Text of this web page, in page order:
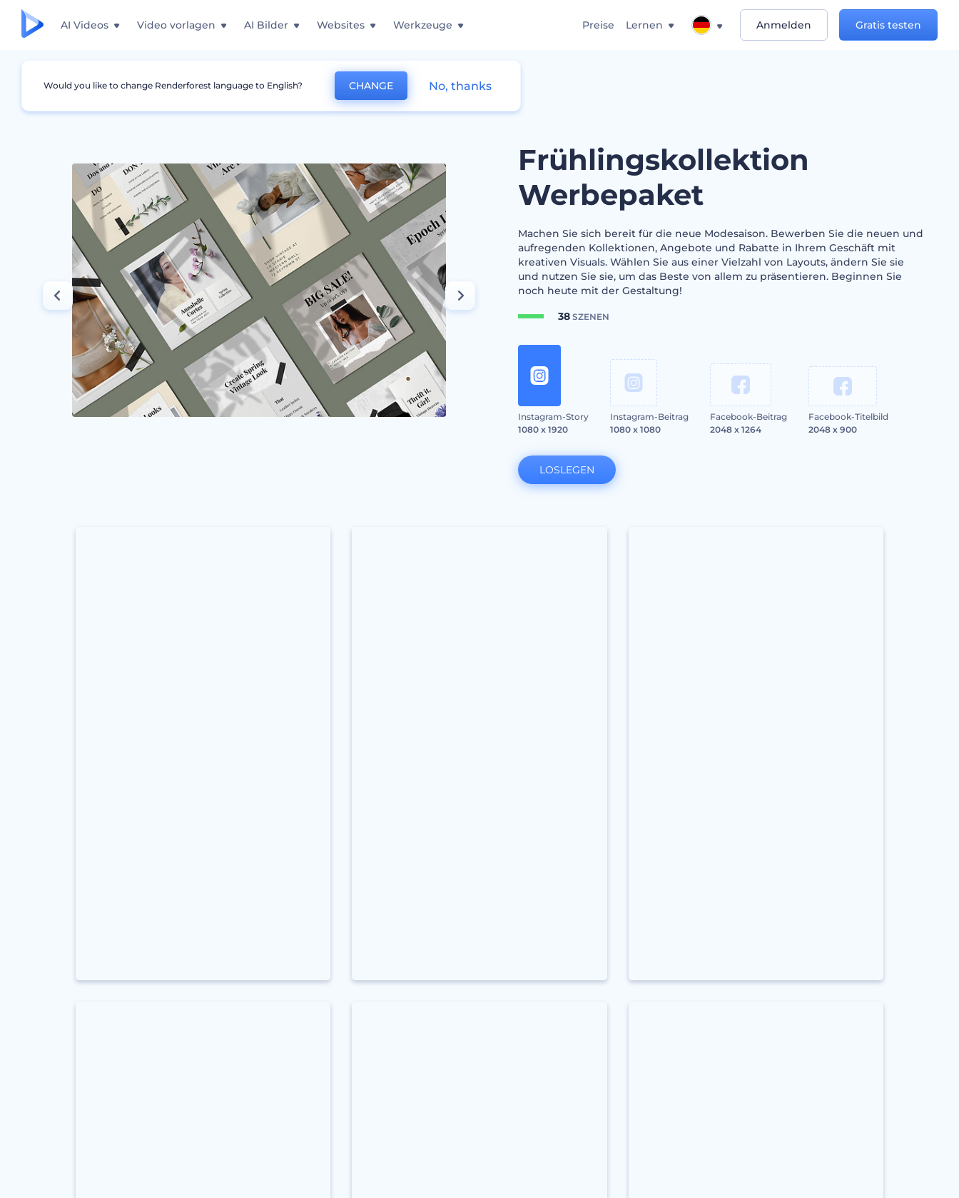
AI Videos Video vorlagen AI Bilder Websites Werkzeuge Preise Lernen Anmelden Gratis testen
Grafiken Instagram Story Frühlingskollektion Werbepaket
Frühlingskollektion
Werbepaket
Machen Sie sich bereit für die neue Modesaison. Bewerben Sie die neuen und
aufregenden Kollektionen, Angebote und Rabatte in Ihrem Geschäft mit
kreativen Visuals. Wählen Sie aus einer Vielzahl von Layouts, ändern Sie sie
und nutzen Sie sie, um das Beste von allem zu präsentieren. Beginnen Sie
noch heute mit der Gestaltung!
38SZENEN
Instagram-Story
1080 x 1920
Instagram-Beitrag
1080 x 1080
Facebook-Beitrag
2048 x 1264
Facebook-Titelbild
2048 x 900
LOSLEGEN
Would you like to change Renderforest language to English? CHANGE No, thanks